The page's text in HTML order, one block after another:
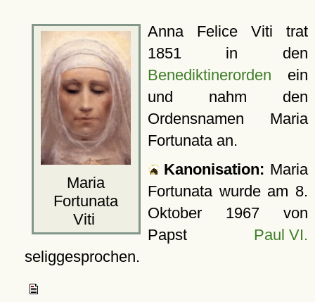
Maria
Fortunata
Viti
Anna Felice Viti trat
1851 in den
Benediktinerorden ein
und nahm den
Ordensnamen Maria
Fortunata an.
Kanonisation: Maria
Fortunata wurde am 8.
Oktober 1967von
Papst Paul VI.
seliggesprochen.